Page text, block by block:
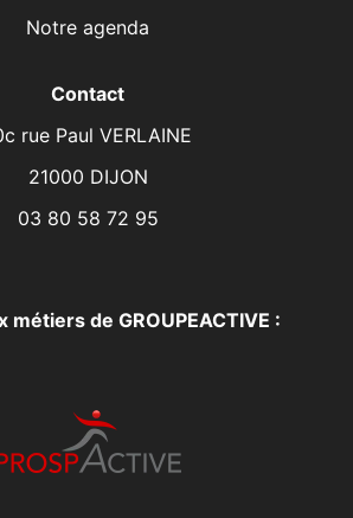
Notre agenda
Contact
rue Paul VERLAINE
21000 DIJON
03 80 58 72 95
métiers de GROUPEACTIVE :